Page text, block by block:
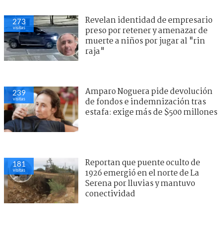
273
visitas
Revelan identidad de empresario
preso por retener y amenazar de
muerte a niños por jugar al "rin
raja"
239
visitas
Amparo Noguera pide devolución
de fondos e indemnización tras
estafa: exige más de $500 millones
181
visitas
Reportan que puente oculto de
1926 emergió en el norte de La
Serena por lluvias y mantuvo
conectividad